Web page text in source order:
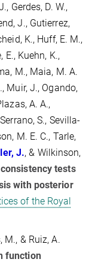
Gerdes, D. W.,
J., Gutierrez,
K., Huff, E. M.,
E., Kuehn, K.,
M., Maia, M. A.
Muir, J., Ogando,
A. A.,
S., Sevilla-
M. E. C., Tarle,
J., & Wilkinson,
tests
with posterior
of the Royal
M., & Ruiz, A.
function